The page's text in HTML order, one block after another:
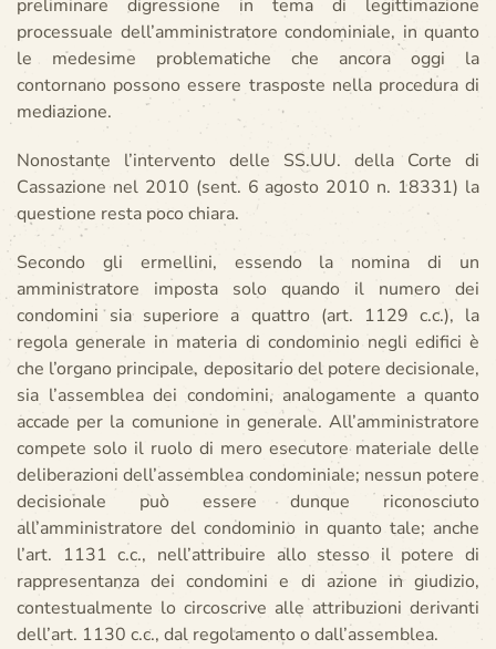
preliminare digressione in tema di legittimazione
processuale dell’amministratore condominiale, in quanto
le medesime problematiche che ancora oggi la
contornano possono essere trasposte nella procedura di
mediazione.
Nonostante l’intervento delle SS.UU. della Corte di
Cassazione nel 2010 (sent. 6 agosto 2010 n. 18331) la
questione resta poco chiara.
Secondo gli ermellini, essendo la nomina di un
amministratore imposta solo quando il numero dei
condomini sia superiore a quattro (art. 1129 c.c.), la
regola generale in materia di condominio negli edifici è
che l’organo principale, depositario del potere decisionale,
sia l’assemblea dei condomini, analogamente a quanto
accade per la comunione in generale. All’amministratore
compete solo il ruolo di mero esecutore materiale delle
deliberazioni dell’assemblea condominiale; nessun potere
decisionale può essere dunque riconosciuto
all’amministratore del condominio in quanto tale; anche
l’art. 1131 c.c., nell’attribuire allo stesso il potere di
rappresentanza dei condomini e di azione in giudizio,
contestualmente lo circoscrive alle attribuzioni derivanti
dell’art. 1130 c.c., dal regolamento o dall’assemblea.